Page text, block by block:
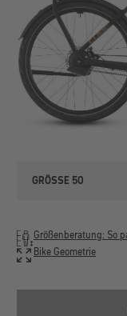
GRÖSSE 50
Größenberatung: So
Bike Geometrie